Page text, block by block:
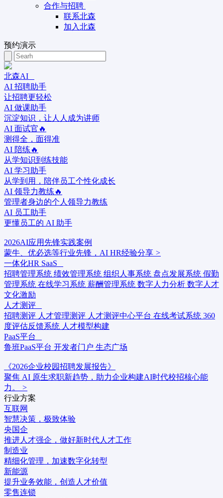
合作与招聘
联系北森
加入北森
预约演示
北森AI
AI 招聘助手
让招聘更轻松
AI 做课助手
沉淀知识，让人人成为讲师
AI 面试官🔥
测得全，面得准
AI 陪练🔥
从学知识到练技能
AI 学习助手
从学到用，陪伴员工个性化成长
AI 领导力教练🔥
管理者身边的个人领导力教练
AI 员工助手
更懂员工的 AI 助手
2026AI应用先锋实践案例
蒙牛、优必选等行业先锋，AI HR经验分享 >
一体化HR SaaS
招聘管理系统 绩效管理系统 组织人事系统 盘点发展系统 假勤
管理系统 在线学习系统 薪酬管理系统 数字人力分析 数字人才
文化激励
人才测评
招聘测评 人才管理测评 人才测评中心平台 在线考试系统 360
度评估反馈系统 人才模型构建
PaaS平台
鲁班PaaS平台 开发者门户 生态广场
《2026企业校园招聘发展报告》
聚焦 AI 原生求职新趋势，助力企业构建AI时代校招核心能
力。
>
行业方案
互联网
智慧决策，极致体验
央国企
推进人才强企，做好新时代人才工作
制造业
精细化管理，加速数字化转型
新能源
提升业务效能，创造人才价值
零售连锁